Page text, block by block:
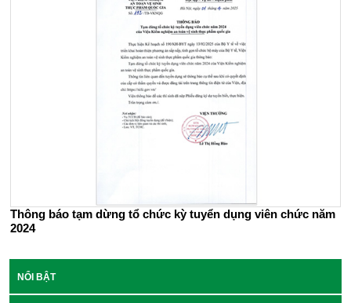
Thông báo tạm dừng tổ chức kỳ tuyển dụng viên chức năm
2024
NỔI BẬT